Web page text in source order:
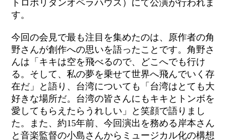
トロポリタンオペラハウス）にて公演が行われま
す。
今回の会見で最も注目を集めたのは、原作者の角
野さんが創作への思いを語ったことです。角野さ
んは「キキは空を飛べるので、どこへでも行け
る。そして、私の夢を乗せて世界へ飛んでいく存
在だ」と語り、台湾についても「台湾はとても大
好きな場所だ。台湾の皆さんにもキキとトンボを
愛してもらえたらうれしい」と笑顔で語りまし
た。また、約15年前、今回演出を務める岸本さん
と音楽監督の小島さんからミュージカル化の構想